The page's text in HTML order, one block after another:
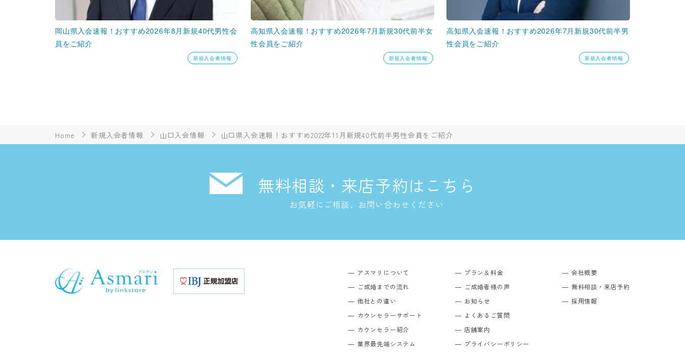
岡山県入会速報！おすすめ2026年8月新規40代男性会
員をご紹介
新規入会者情報
高知県入会速報！おすすめ2026年7月新規30代前半女
性会員をご紹介
新規入会者情報
高知県入会速報！おすすめ2026年7月新規30代前半男
性会員をご紹介
新規入会者情報
Home 新規入会者情報 山口入会情報 山口県入会速報！おすすめ2022年11月新規40代前半男性会員をご紹介
無料相談・来店予約はこちら
お気軽にご相談、お問い合わせください
アスマリについて
ご成婚までの流れ
他社との違い
カウンセラーサポート
カウンセラー紹介
業界最先端システム
プラン＆料金
ご成婚者様の声
お知らせ
よくあるご質問
店舗案内
プライバシーポリシー
会社概要
無料相談・来店予約
採用情報